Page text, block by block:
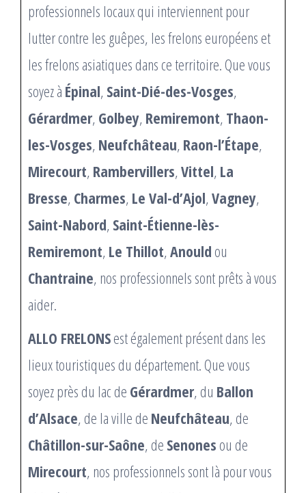
professionnels locaux qui interviennent pour
lutter contre les guêpes, les frelons européens et
les frelons asiatiques dans ce territoire. Que vous
soyez à Épinal, Saint-Dié-des-Vosges,
Gérardmer, Golbey, Remiremont, Thaon-
les-Vosges, Neufchâteau, Raon-l’Étape,
Mirecourt, Rambervillers,Vittel, La
Bresse, Charmes, Le Val-d’Ajol,Vagney,
Saint-Nabord, Saint-Étienne-lès-
Remiremont, Le Thillot,Anould ou
Chantraine, nos professionnels sont prêts à vous
aider.
ALLO FRELONSest également présent dans les
lieux touristiques du département. Que vous
soyez près du lac de Gérardmer, du Ballon
d’Alsace, de la ville de Neufchâteau, de
Châtillon-sur-Saône, de Senones ou de
Mirecourt, nos professionnels sont là pour vous